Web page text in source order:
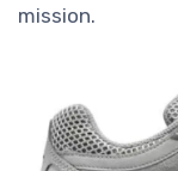
mission.